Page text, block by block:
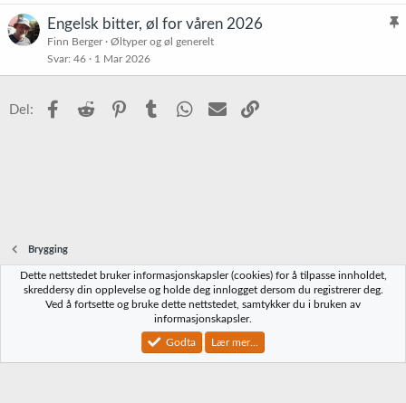
tK
s
Engelsk bitter, øl for våren 2026
Finn Berger
Øltyper og øl generelt
Svar 46 1 Mar 2026
Del: Facebook
Reddit PinterestTumblr WhatsApp
E-post
Brygging
Norbrygg-default
Vilkår og regler Personvernregler
Community platform by XenForo® © 2010-2023 XenForo Ltd.
Dette nettstedet bruker informasjonskapsler (cookies) for å tilpasse innholdet,
skreddersy din opplevelse og holde deg innlogget dersom du registrerer deg.
Ved å fortsette og bruke dette nettstedet, samtykker du i bruken av
informasjonskapsler.
Godta Lær mer...